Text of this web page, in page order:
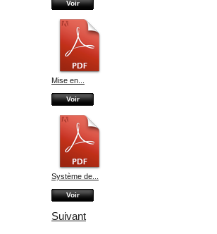
Voir
Mise en...
Voir
Système de...
Voir
Suivant